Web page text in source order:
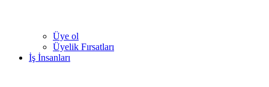
Üye ol
Üyelik Fırsatları
İş İnsanları